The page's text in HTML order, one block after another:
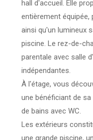
hall d'accueil. Elle
entièrement équipée,
ainsi qu'un lumineux
piscine. Le rez-de-
parentale avec salle
indépendantes.
À l'étage, vous
une bénéficiant de
de bains avec WC.
Les extérieurs
une grande piscine,